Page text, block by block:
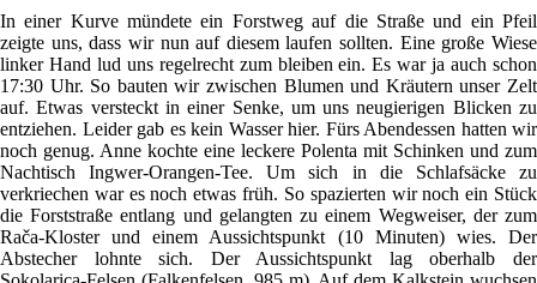
In einer Kurve mündete ein Forstweg auf die Straße und ein Pfeil
zeigte uns, dass wir nun auf diesem laufen sollten. Eine große Wiese
linker Hand lud uns regelrecht zum bleiben ein. Es war ja auch schon
17:30 Uhr. So bauten wir zwischen Blumen und Kräutern unser Zelt
auf. Etwas versteckt in einer Senke, um uns neugierigen Blicken zu
entziehen. Leider gab es kein Wasser hier. Fürs Abendessen hatten wir
noch genug. Anne kochte eine leckere Polenta mit Schinken und zum
Nachtisch Ingwer-Orangen-Tee. Um sich in die Schlafsäcke zu
verkriechen war es noch etwas früh. So spazierten wir noch ein Stück
die Forststraße entlang und gelangten zu einem Wegweiser, der zum
Rača-Kloster und einem Aussichtspunkt (10 Minuten) wies. Der
Abstecher lohnte sich. Der Aussichtspunkt lag oberhalb der